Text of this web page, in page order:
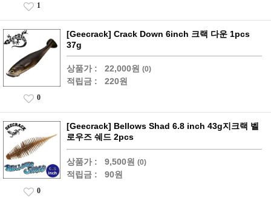
1
[Geecrack] Crack Down 6inch 크랙 다운 1pcs
37g
상품가 : 22,000원 (0)
적립금 : 220원
0
[Geecrack] Bellows Shad 6.8 inch 43g지크랙 벨
로우즈 쉐드 2pcs
상품가 : 9,500원 (0)
적립금 : 90원
0